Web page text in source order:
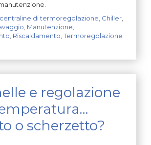
centraline di termoregolazione Chiller
Manutenzione
Riscaldamento ,Termoregolazione
e regolazione
o scherzetto?